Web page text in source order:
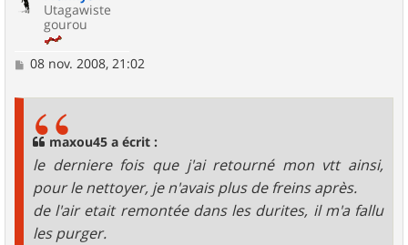
Utagawiste
gourou
M
08 nov. 2008, 21:02
maxou45 a écrit :
le derniere fois que j'ai retourné mon vtt ainsi,
pour le nettoyer, je n'avais plus de freins après.
de l'air etait remontée dans les durites, il m'a fallu
les purger.